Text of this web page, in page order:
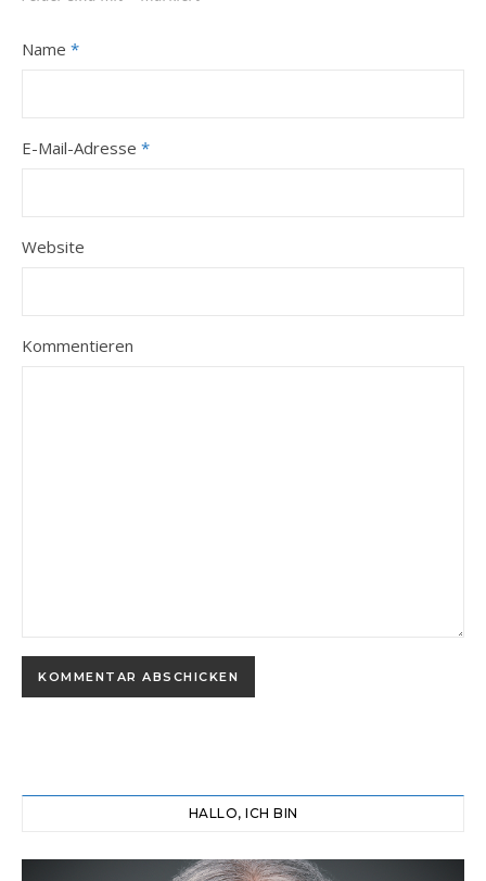
Name *
E-Mail-Adresse *
Website
Kommentieren
HALLO, ICH BIN